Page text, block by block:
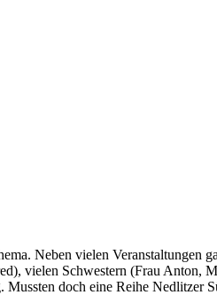
Neben vielen Veranstaltungen
vielen Schwestern (Frau Anton,
doch eine Reihe Nedlitzer